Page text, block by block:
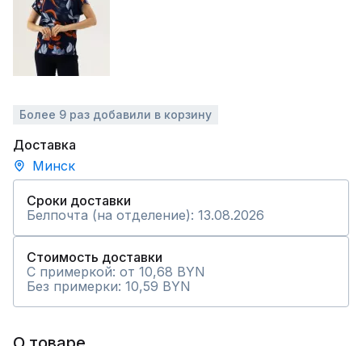
Более 9 раз добавили в корзину
Доставка
Минск
Сроки доставки
Белпочта (на отделение): 13.08.2026
Стоимость доставки
С примеркой: от 10,68 BYN
Без примерки: 10,59 BYN